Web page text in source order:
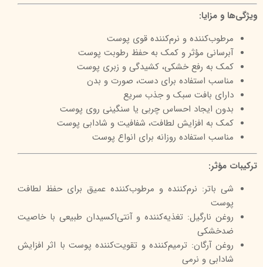
ویژگی‌ها و مزایا:
مرطوب‌کننده و نرم‌کننده قوی پوست
آبرسانی مؤثر و کمک به حفظ رطوبت پوست
کمک به رفع خشکی، کشیدگی و زبری پوست
مناسب استفاده برای دست، صورت و بدن
دارای بافت سبک و جذب سریع
بدون ایجاد احساس چربی یا سنگینی روی پوست
کمک به افزایش لطافت، شفافیت و شادابی پوست
مناسب استفاده روزانه برای انواع پوست
ترکیبات مؤثر:
شی باتر: نرم‌کننده و مرطوب‌کننده عمیق برای حفظ لطافت
پوست
روغن نارگیل: تغذیه‌کننده و آنتی‌اکسیدان طبیعی با خاصیت
ضدخشکی
روغن آرگان: ترمیم‌کننده و تقویت‌کننده پوست با اثر افزایش
شادابی و نرمی